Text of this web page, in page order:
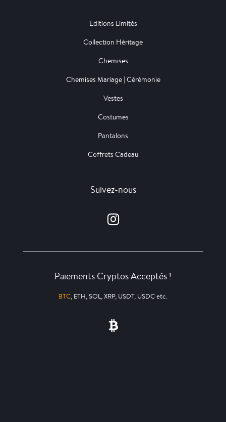
Editions Limités
Collection Héritage
Chemises
Chemises Mariage | Cérémonie
Vestes
Costumes
Pantalons
Coffrets Cadeau
Suivez-nous
Paiements Cryptos Acceptés !
BTC, ETH, SOL, XRP, USDT, USDC etc.